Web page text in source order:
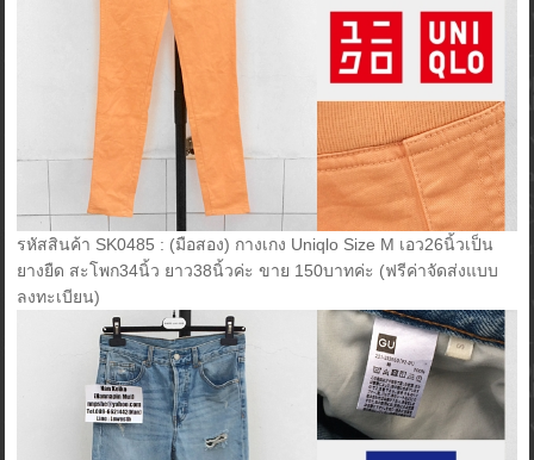
รหัสสินค้า SK0485 : (มือสอง) กางเกง Uniqlo Size M เอว26นิ้วเป็น
ยางยืด สะโพก34นิ้ว ยาว38นิ้วค่ะ ขาย 150บาทค่ะ (ฟรีค่าจัดส่งแบบ
ลงทะเบียน)